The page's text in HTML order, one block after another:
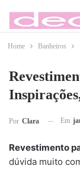
Home Banheiros
Por Clara Em
Revestimento
dúvida muito